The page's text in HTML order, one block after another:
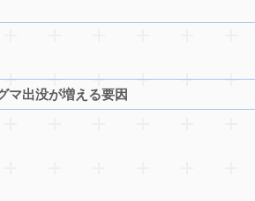
マ出没が増える要因